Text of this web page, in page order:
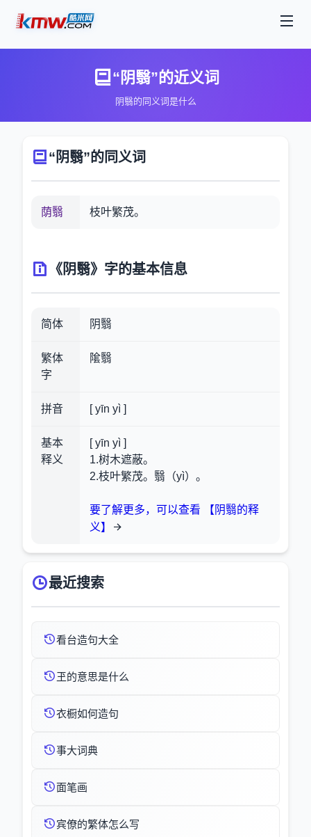
“阴翳”的近义词
阴翳的同义词是什么
“阴翳”的同义词
荫翳 枝叶繁茂。
《阴翳》字的基本信息
简体 阴翳
繁体
字
隂翳
拼音 [ yīn yì ]
基本
释义
[ yīn yì ]
1.树木遮蔽。
2.枝叶繁茂。翳（yì）。
要了解更多，可以查看 【阴翳的释
义】
最近搜索
看台造句大全
玊的意思是什么
衣橱如何造句
事大词典
面笔画
宾僚的繁体怎么写